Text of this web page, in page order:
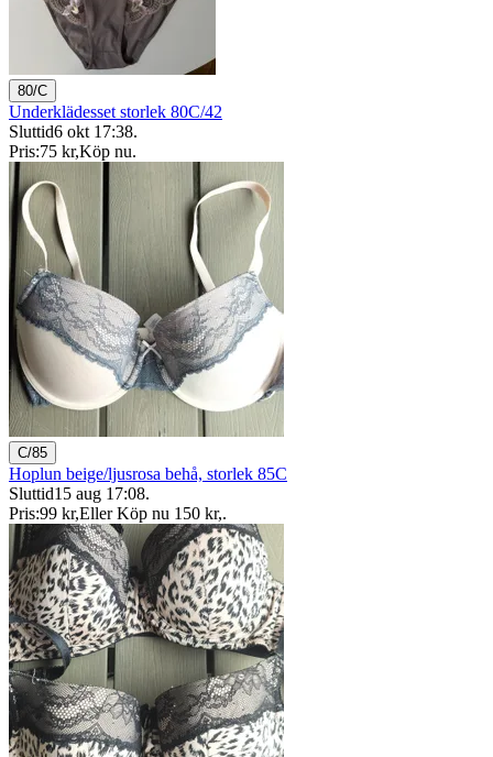
80/C
Underklädesset storlek 80C/42
Sluttid6 okt 17:38.
Pris:75 kr,Köp nu.
C/85
Hoplun beige/ljusrosa behå, storlek 85C
Sluttid15 aug 17:08.
Pris:99 kr,Eller Köp nu 150 kr,.